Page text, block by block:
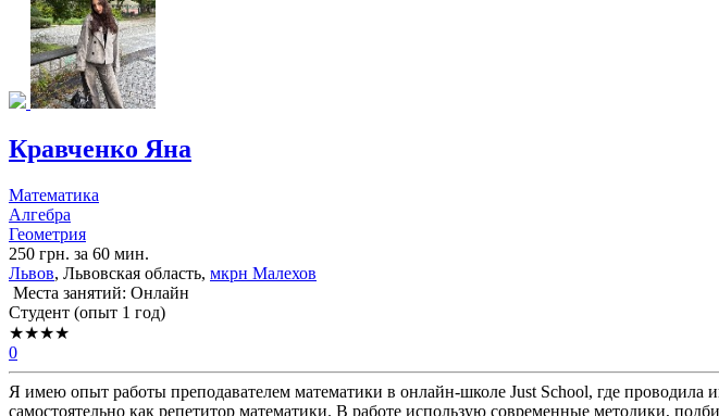
Кравченко Яна
Математика
Алгебра
Геометрия
250 грн. за 60 мин.
Львов, Львовская область, мкрн Малехов
Места занятий: Онлайн
Cтудент (опыт 1 год)
★★★★
0
Я имею опыт работы преподавателем математики в онлайн-школе Just School, где проводила
самостоятельно как репетитор математики. В работе использую современные методики,